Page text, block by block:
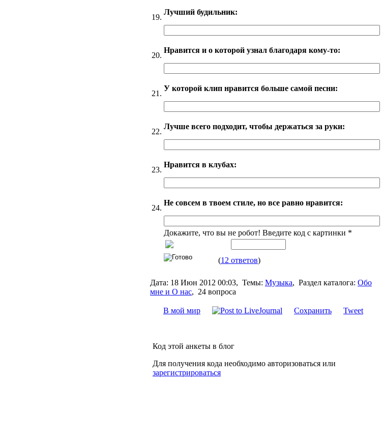
19.
Лучший будильник:
20.
Нравится и о которой узнал благодаря кому-то:
21.
У которой клип нравится больше самой песни:
22.
Лучше всего подходит, чтобы держаться за руки:
23.
Нравится в клубах:
24.
Не совсем в твоем стиле, но все равно нравится:
Докажите, что вы не робот! Введите код с картинки *
(12 ответов)
Дата: 18 Июн 2012 00:03, Темы: Музыка, Раздел каталога: Обо
мне и О нас, 24 вопроса
В мой мир Сохранить Tweet
Код этой анкеты в блог
Для получения кода необходимо авторизоваться или
зарегистрироваться